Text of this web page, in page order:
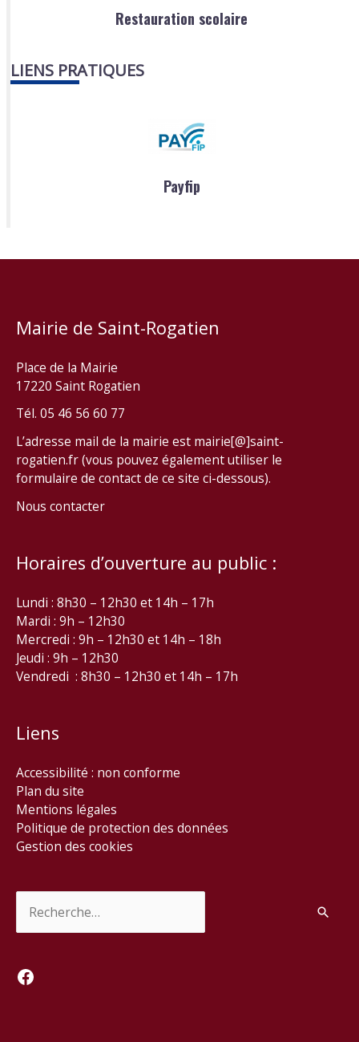
Restauration scolaire
LIENS PRATIQUES
Payfip
Mairie de Saint-Rogatien
Place de la Mairie
17220 Saint Rogatien
Tél. 05 46 56 60 77
L’adresse mail de la mairie est mairie[@]saint-
rogatien.fr (vous pouvez également utiliser le
formulaire de contact de ce site ci-dessous).
Nous contacter
Horaires d’ouverture au public :
Lundi : 8h30 – 12h30 et 14h – 17h
Mardi : 9h – 12h30
Mercredi : 9h – 12h30 et 14h – 18h
Jeudi : 9h – 12h30
Vendredi : 8h30 – 12h30 et 14h – 17h
Liens
Accessibilité : non conforme
Plan du site
Mentions légales
Politique de protection des données
Gestion des cookies
Facebook